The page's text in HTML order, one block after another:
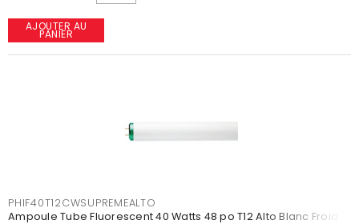
AJOUTER AU
PANIER
PHIF40T12CWSUPREMEALTO
Ampoule Tube Fluorescent 40 Watts 48 po T12 Alto Blanc Froid